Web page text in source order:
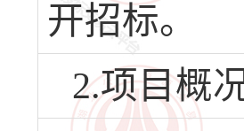
开招标。
2.项目概